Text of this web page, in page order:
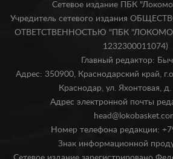
Сетевое издание ПБК
Учредитель сетевого издания
ОТВЕТСТВЕННОСТЬЮ "ПБК
1232300011074)
Главный редактор:
Адрес: 350900, Краснодарский край,
Краснодар, ул. Яхонтовая,
Адрес электронной почты
Номер телефона редакции:
Знак информационной